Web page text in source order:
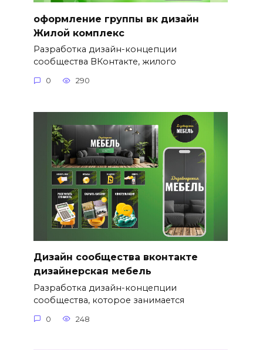
оформление группы вк дизайн
Жилой комплекс
Разработка дизайн-концепции
сообщества ВКонтакте, жилого
0 290
Дизайн сообщества вконтакте
дизайнерская мебель
Разработка дизайн-концепции
сообщества, которое занимается
0 248